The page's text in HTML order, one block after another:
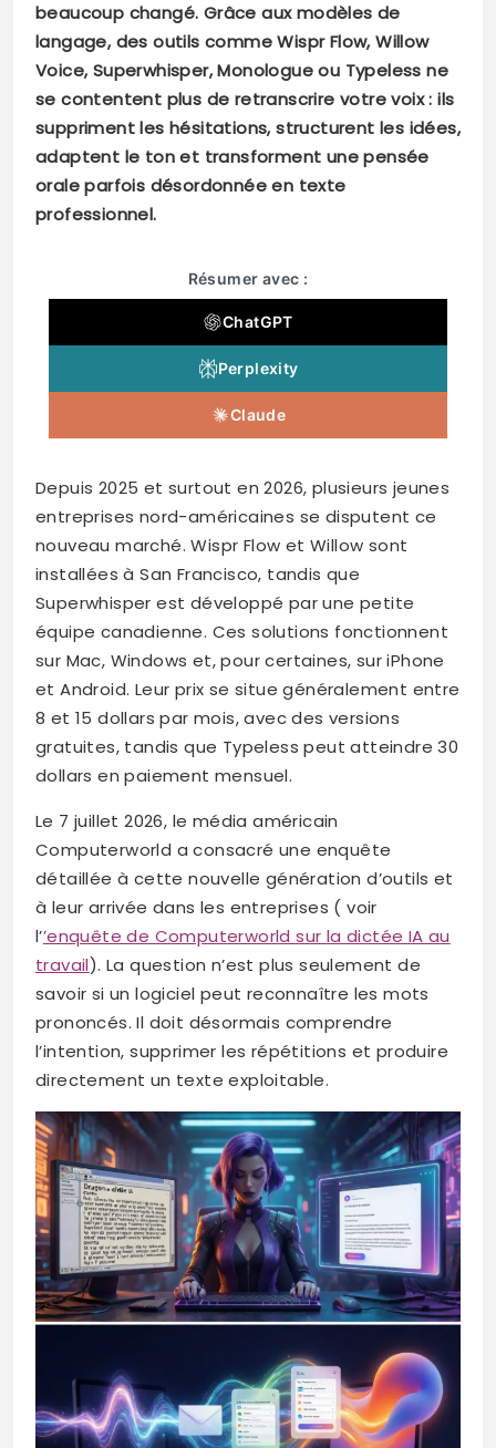
beaucoup changé. Grâce aux modèles de
langage, des outils comme Wispr Flow, Willow
Voice, Superwhisper, Monologue ou Typeless ne
se contentent plus de retranscrire votre voix : ils
suppriment les hésitations, structurent les idées,
adaptent le ton et transforment une pensée
orale parfois désordonnée en texte
professionnel.
Résumer avec :
ChatGPT
Perplexity
Claude
Depuis 2025 et surtout en 2026, plusieurs jeunes
entreprises nord-américaines se disputent ce
nouveau marché. Wispr Flow et Willow sont
installées à San Francisco, tandis que
Superwhisper est développé par une petite
équipe canadienne. Ces solutions fonctionnent
sur Mac, Windows et, pour certaines, sur iPhone
et Android. Leur prix se situe généralement entre
8 et 15 dollars par mois, avec des versions
gratuites, tandis que Typeless peut atteindre 30
dollars en paiement mensuel.
Le 7 juillet 2026, le média américain
Computerworld a consacré une enquête
détaillée à cette nouvelle génération d’outils et
à leur arrivée dans les entreprises ( voir
l’’enquête de Computerworld sur la dictée IA au
travail). La question n’est plus seulement de
savoir si un logiciel peut reconnaître les mots
prononcés. Il doit désormais comprendre
l’intention, supprimer les répétitions et produire
directement un texte exploitable.